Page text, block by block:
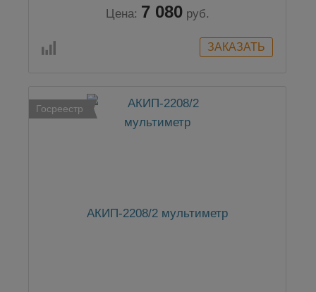
Цена: 7 080 руб.
Госреестр
АКИП-2208/2 мультиметр